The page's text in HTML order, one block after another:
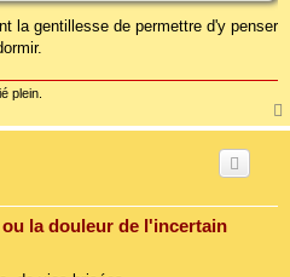
la gentillesse de permettre d'y penser
plein.
la douleur de l'incertain